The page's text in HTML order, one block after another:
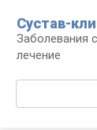
контенту
Сустав-
Заболевания
лечение